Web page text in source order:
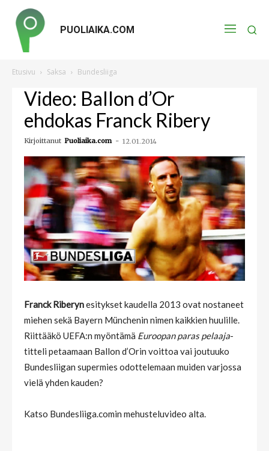
PUOLIAIKA.COM
Etusivu Saksa Bundesliiga
Video: Ballon d’Or
ehdokas Franck Ribery
Kirjoittanut Puoliaika.com - 12.01.2014
Franck Riberynesitykset kaudella 2013 ovat nostaneet
miehen sekä Bayern Münchenin nimen kaikkien huulille.
Riittääkö UEFA:n myöntämä Euroopan paras pelaaja-
titteli petaamaan Ballon d’Orin voittoa vai joutuuko
Bundesliigan supermies odottelemaan muiden varjossa
vielä yhden kauden?
Katso Bundesliiga.comin mehusteluvideo alta.